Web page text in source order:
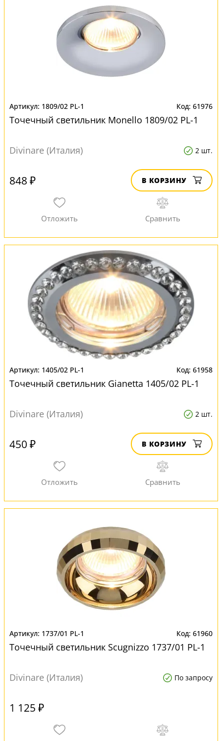
1809/02 PL-1 61976
Точечный светильник Monello 1809/02 PL-1
Divinare (Италия) 2 шт.
848 ₽ В КОРЗИНУ
1405/02 PL-1 61958
Точечный светильник Gianetta 1405/02 PL-1
Divinare (Италия) 2 шт.
450 ₽ В КОРЗИНУ
1737/01 PL-1 61960
Точечный светильник Scugnizzo 1737/01 PL-1
Divinare (Италия) По запросу
1 125 ₽